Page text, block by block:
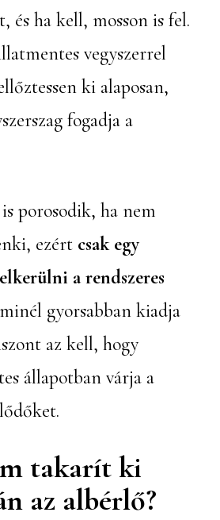
és ha kell, mosson is fel.
vegyszerrel
ki alaposan,
fogadja a
porosodik, ha nem
ezért csak egy
a rendszeres
gyorsabban kiadja
az kell, hogy
állapotban várja a
takarít ki
az albérlő?